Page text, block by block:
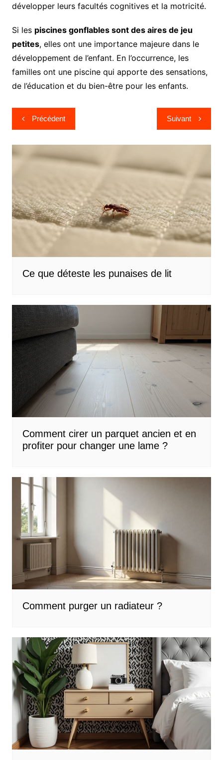
développer leurs facultés cognitives et la motricité.
Si les piscines gonflables sont des aires de jeu
petites, elles ont une importance majeure dans le
développement de l’enfant. En l’occurrence, les
familles ont une piscine qui apporte des sensations,
de l’éducation et du bien-être pour les enfants.
Navigation
de
l’article
Précédent Suivant
Ce que déteste les punaises de lit
Comment cirer un parquet ancien et en
profiter pour changer une lame ?
Comment purger un radiateur ?